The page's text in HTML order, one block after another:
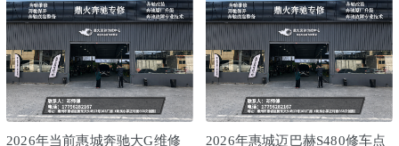
上一篇 2026-07-08
2026年新发布惠州地区细心的奔驰威霆维修厂深度分析
2026-07-08 下一篇